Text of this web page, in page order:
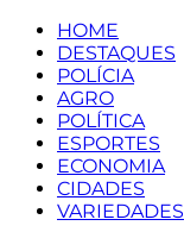
HOME
DESTAQUES
POLÍCIA
AGRO
POLÍTICA
ESPORTES
ECONOMIA
CIDADES
VARIEDADES